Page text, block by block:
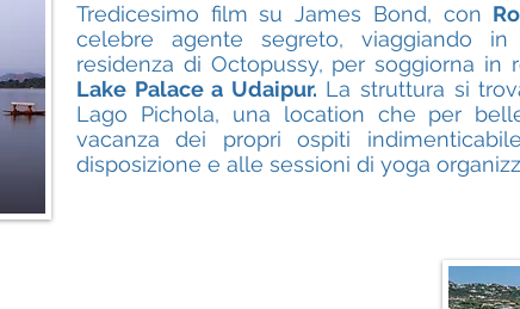
Tredicesimo film su James Bond, con
celebre agente segreto, viaggiando in
residenza di Octopussy, per soggiorna in
Lake Palace a Udaipur. La struttura si
Lago Pichola, una location che per
vacanza dei propri ospiti
disposizione e alle sessioni di yoga